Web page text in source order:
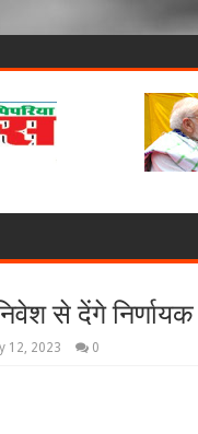
से देंगे
12, 2023 0